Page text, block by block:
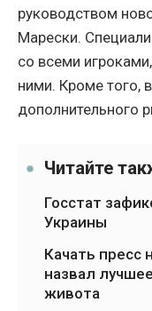
руководством
Марески.
со всеми
ними. Кроме того,
дополнительного
Читайте
Госстат
Украины
Качать пресс
назвал
живота